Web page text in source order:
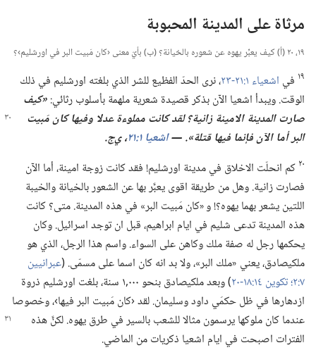
مرثاة على المدينة المحبوبة
١٩،‏ ٢٠ (‏أ)‏ كيف يعبِّر يهوه عن شعوره بالخيانة؟‏ (‏ب)‏ بأيّ معنى ‹كان مَبيت البر في اورشليم›؟‏
١٩ في اشعياء ١:‏​٢١-‏٢٣
‏،‏ نرى الحدّ الفظيع للشر الذي بلغته اورشليم في ذلك
الوقت.‏ ويبدأ اشعيا الآن بذكر قصيدة شعرية ملهمة بأسلوب رثائي:‏‏«كيف
صارت المدينة الامينة زانية؟‏ لقد كانت مملوءةعدلا وفيها كان مَبيت
البر أما الآن فإنما فيها قتلة».‏ —‏اشعيا ١:‏٢١ ‏،‏ ي‌ج.‏
٢٠ كم انحلّت الاخلاق في مدينة اورشليم!‏ فقد كانت زوجة امينة،‏ أما الآن
فصارت زانية.‏ وهل من طريقة اقوى يعبَّر بها عن الشعور بالخيانة والخيبة
اللتين يشعر بهما يهوه؟‏!‏ و «كان مَبيت البر» في هذه المدينة.‏ متى؟‏ كانت
هذه المدينة تدعى شليم في ايام ابراهيم،‏ قبل ان توجد اسرائيل.‏ وكان
يحكمها رجل له صفة ملك وكاهن على السواء.‏ واسم هذا الرجل،‏ الذي هو
ملكيصادق،‏ يعني «ملك البر»،‏ ولا بد انه كان اسما على مسمّى.‏ (‏عبرانيين
٧:‏٢؛‏
تكوين ١٤:‏​١٨-‏٢٠
‏)‏ وبعد ملكيصادق بنحو ٠٠٠‏,١ سنة،‏ بلغت اورشليم ذروة
ازدهارها في ظل حكمَي داود وسليمان.‏ لقد ‹كان مَبيت البر فيها›،‏ وخصوصا
عندماكان ملوكها يرسمون مثالا للشعب بالسير في طرق يهوه.‏ لكنَّ هذه
الفترات اصبحت في ايام اشعيا ذكريات من الماضي.‏